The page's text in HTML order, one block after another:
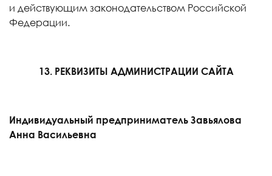
и действующим законодательством Российской
Федерации.
13. РЕКВИЗИТЫ АДМИНИСТРАЦИИ САЙТА
Индивидуальный предприниматель Завьялова
Анна Васильевна